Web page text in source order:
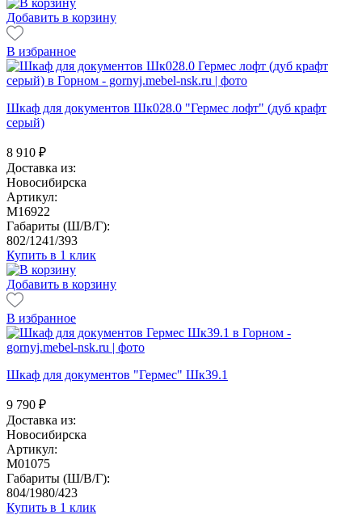
Добавить в корзину
В избранное
Шкаф для документов Шк028.0 "Гермес лофт" (дуб крафт
серый)
8 910 ₽
Доставка из:
Новосибирска
Артикул:
M16922
Габариты (Ш/В/Г):
802/1241/393
Купить в 1 клик
Добавить в корзину
В избранное
Шкаф для документов "Гермес" Шк39.1
9 790 ₽
Доставка из:
Новосибирска
Артикул:
M01075
Габариты (Ш/В/Г):
804/1980/423
Купить в 1 клик